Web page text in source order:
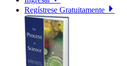
Regístrese Gratuitamente